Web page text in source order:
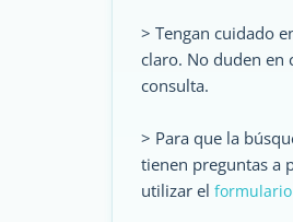
> Tengan cuidado
claro. No duden en
consulta.
> Para que la
tienen preguntas a
utilizar el